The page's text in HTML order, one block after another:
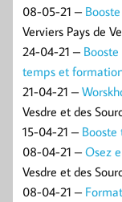
08-05-21 –
Verviers Pays de
24-04-21 –
temps et
21-04-21 –
Vesdre et des
15-04-21 –
08-04-21 – Osez
Vesdre et des
08-04-21 –